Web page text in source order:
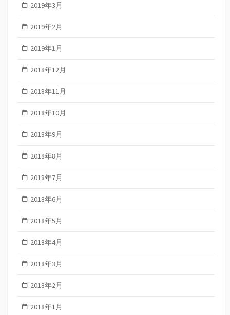
2019年3月
2019年2月
2019年1月
2018年12月
2018年11月
2018年10月
2018年9月
2018年8月
2018年7月
2018年6月
2018年5月
2018年4月
2018年3月
2018年2月
2018年1月